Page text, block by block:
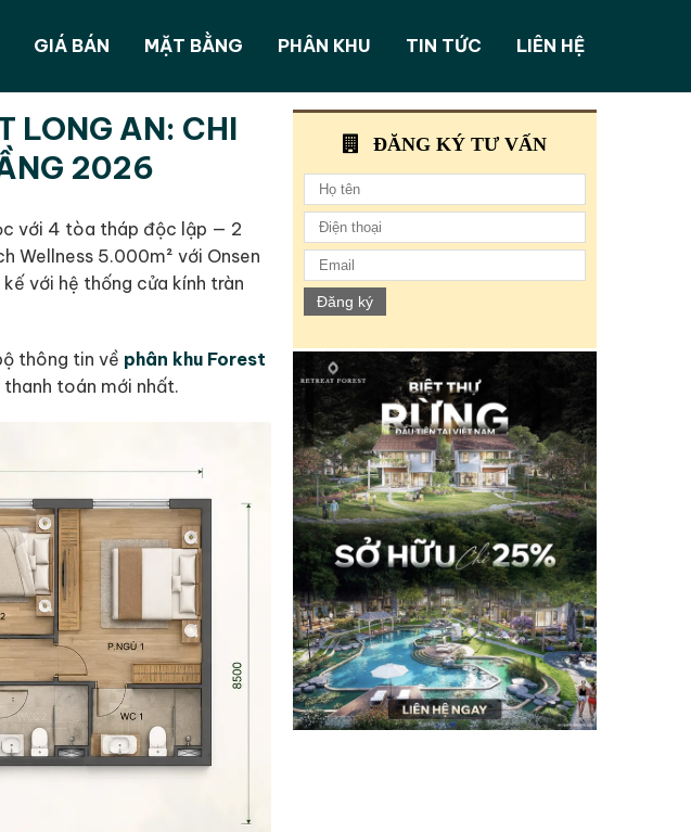
GIÁ BÁN MẶT BẰNG PHÂN KHU TIN TỨC LIÊN HỆ
LONG AN: CHI
2026
với 4 tòa tháp độc lập — 2
Wellness 5.000m² với Onsen
với hệ thống cửa kính tràn
thông tin về phân khu Forest
toán mới nhất.
ĐĂNG KÝ TƯ VẤN
Đăng ký